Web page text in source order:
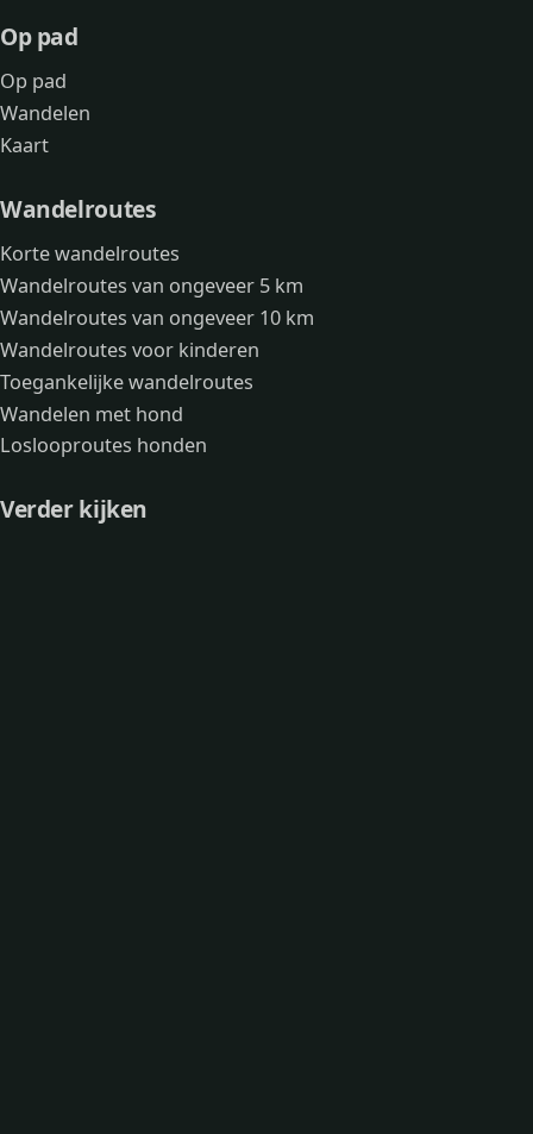
Op pad
Op pad
Wandelen
Kaart
Wandelroutes
Korte wandelroutes
Wandelroutes van ongeveer 5 km
Wandelroutes van ongeveer 10 km
Wandelroutes voor kinderen
Toegankelijke wandelroutes
Wandelen met hond
Loslooproutes honden
Verder kijken